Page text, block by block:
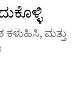
ಮತ್ತು